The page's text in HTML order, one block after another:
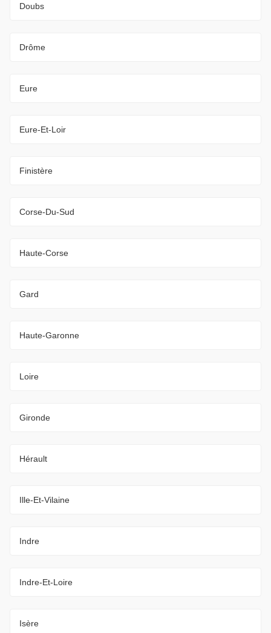
Doubs
Drôme
Eure
Eure-Et-Loir
Finistère
Corse-Du-Sud
Haute-Corse
Gard
Haute-Garonne
Loire
Gironde
Hérault
Ille-Et-Vilaine
Indre
Indre-Et-Loire
Isère